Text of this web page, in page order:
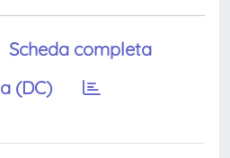
Scheda completa
(DC)